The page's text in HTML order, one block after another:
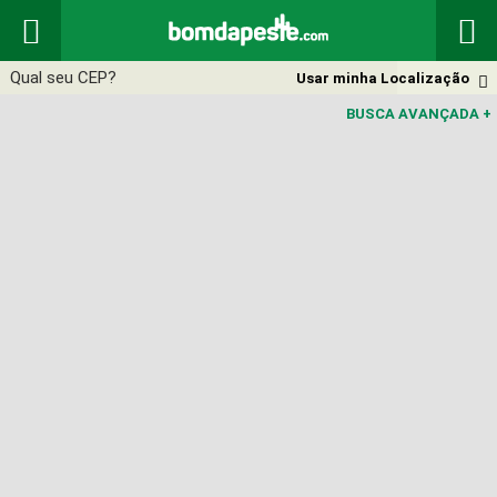
 

Usar minha Localização
BUSCA AVANÇADA +